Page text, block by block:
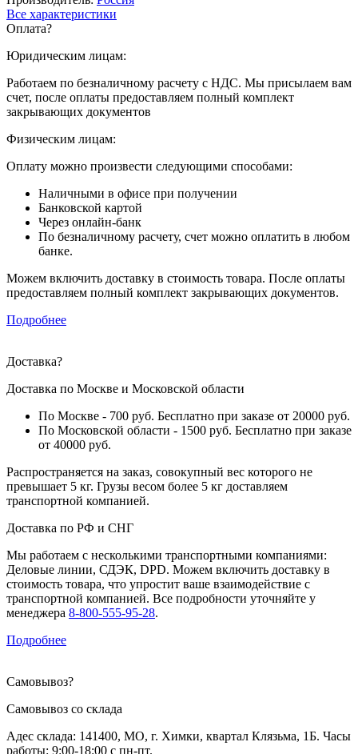
Все характеристики
Оплата?
Юридическим лицам:
Работаем по безналичному расчету с НДС. Мы присылаем вам
счет, после оплаты предоставляем полный комплект
закрывающих документов
Физическим лицам:
Оплату можно произвести следующими способами:
Наличными в офисе при получении
Банковской картой
Через онлайн-банк
По безналичному расчету, счет можно оплатить в любом
банке.
Можем включить доставку в стоимость товара. После оплаты
предоставляем полный комплект закрывающих документов.
Подробнее
Доставка?
Доставка по Москве и Московской области
По Москве - 700 руб. Бесплатно при заказе от 20000 руб.
По Московской области - 1500 руб. Бесплатно при заказе
от 40000 руб.
Распространяется на заказ, совокупный вес которого не
превышает 5 кг. Грузы весом более 5 кг доставляем
транспортной компанией.
Доставка по РФ и СНГ
Мы работаем с несколькими транспортными компаниями:
Деловые линии, СДЭК, DPD. Можем включить доставку в
стоимость товара, что упростит ваше взаимодействие с
транспортной компанией. Все подробности уточняйте у
менеджера 8-800-555-95-28.
Подробнее
Самовывоз?
Самовывоз со склада
Адес склада: 141400, МО, г. Химки, квартал Клязьма, 1Б. Часы
работы: 9:00-18:00 с пн-пт.